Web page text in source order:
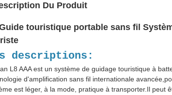
Du Produit
touristique portable sans fil
descriptions:
L8 AAA est un système de guidage touristique à
d'amplification sans fil internationale
est léger, à la mode, pratique à transporter.Il peut